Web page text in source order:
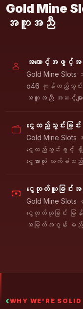
Gold Mine
အကူအညီ
အကောင့်အဖွင့်
Gold Mine
o46 ကုန်ထည့်သွင်းက
အကူအညီ အဆင့်မျ
ငွေထည့်သွင်းခြ
Gold Mine Slots
ငွေထည့်သွင်းခွင့် ရှိ
ငွေအားလုံး လက်ခံသ
ငွေထုတ်ယူခြင်း
Gold Mine
ငွေထုတ်ယူခြင်း မ
အမြတ်အစွန်း မ
WHY WE'RE SOLID